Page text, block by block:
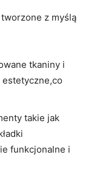
z myślą
tkaniny i
estetyczne,co
takie jak
funkcjonalne i